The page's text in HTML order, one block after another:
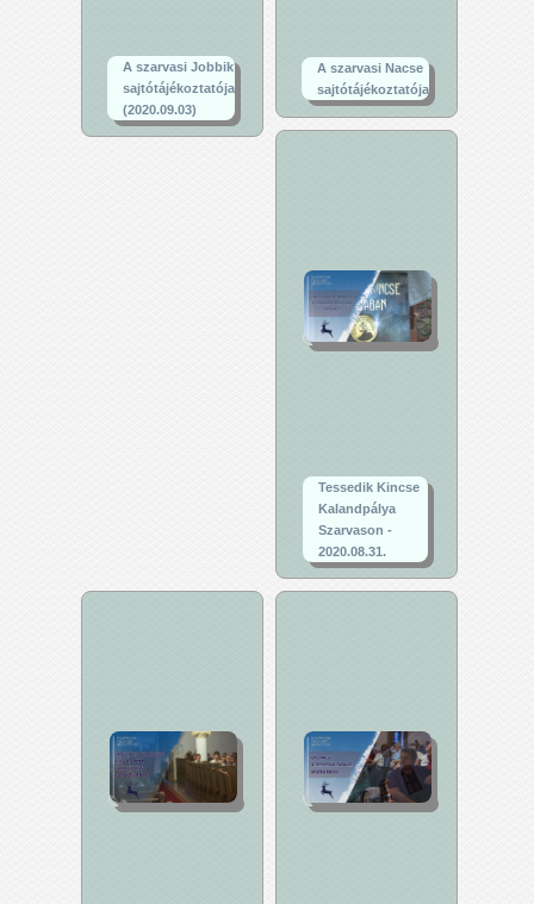
A szarvasi Jobbik
sajtótájékoztatója
(2020.09.03)
A szarvasi Nacse
sajtótájékoztatója
Tessedik Kincse
Kalandpálya
Szarvason -
2020.08.31.